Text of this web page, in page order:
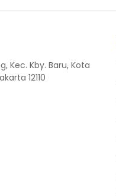
Kec. Kby. Baru, Kota
12110